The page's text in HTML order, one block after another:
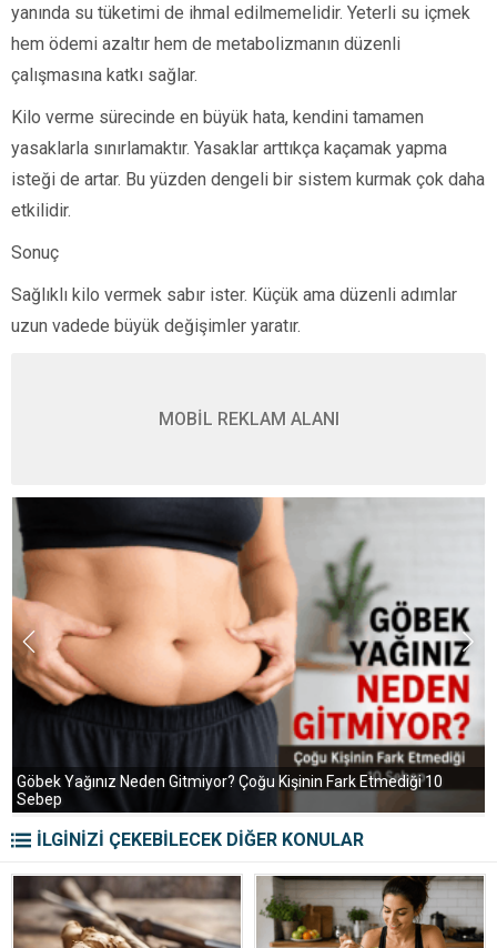
yanında su tüketimi de ihmal edilmemelidir. Yeterli su içmek
hem ödemi azaltır hem de metabolizmanın düzenli
çalışmasına katkı sağlar.
Kilo verme sürecinde en büyük hata, kendini tamamen
yasaklarla sınırlamaktır. Yasaklar arttıkça kaçamak yapma
isteği de artar. Bu yüzden dengeli bir sistem kurmak çok daha
etkilidir.
Sonuç
Sağlıklı kilo vermek sabır ister. Küçük ama düzenli adımlar
uzun vadede büyük değişimler yaratır.
MOBİL REKLAM ALANI
Aç Kalmadan Kilo Vermek Mümkün mü? Bilim Ne Söylüyor?
Yıllardır Yanlış Bildiğimiz Gerçekler
İLGİNİZİ ÇEKEBİLECEK DİĞER KONULAR